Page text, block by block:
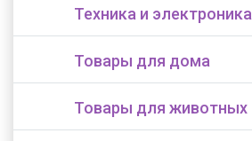
Техника и электроника
Товары для дома
Товары для животных